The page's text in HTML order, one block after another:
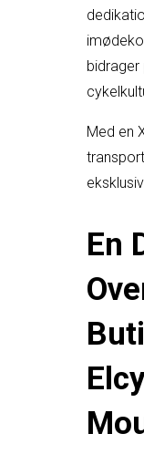
Med en
En